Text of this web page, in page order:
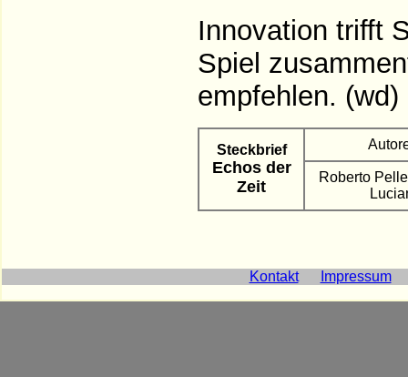
Innovation trifft
Spiel
empfehlen. (wd)
Steckbrief
Echos der
Zeit
Roberto
Kontakt Impressum